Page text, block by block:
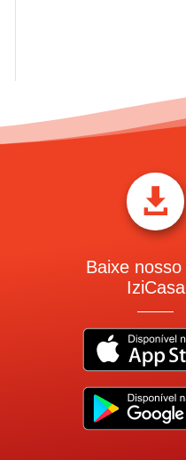

Baixe nosso
IziCasa